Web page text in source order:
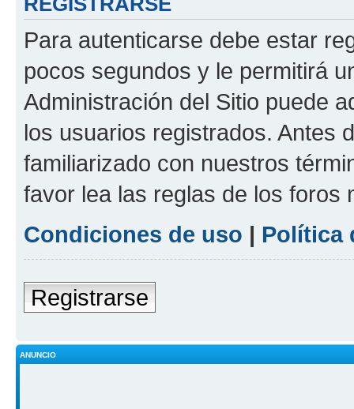
Para autenticarse debe estar
pocos segundos y le permitirá
Administración del Sitio puede
los usuarios registrados. Antes
familiarizado con nuestros
favor lea las reglas de los foros
Condiciones de uso | Política
Registrarse
ANUNCIO